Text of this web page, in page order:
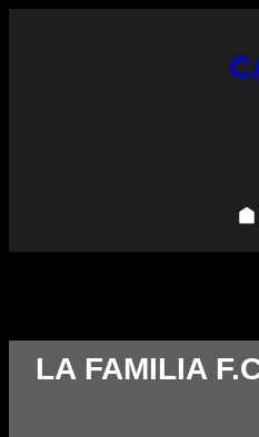
LA FAMILIA